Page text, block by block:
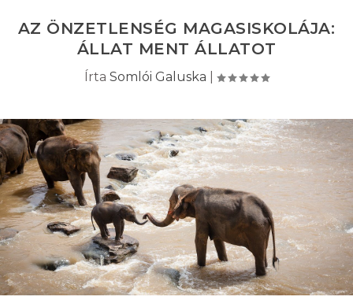
AZ ÖNZETLENSÉG MAGASISKOLÁJA:
ÁLLAT MENT ÁLLATOT
Írta Somlói Galuska